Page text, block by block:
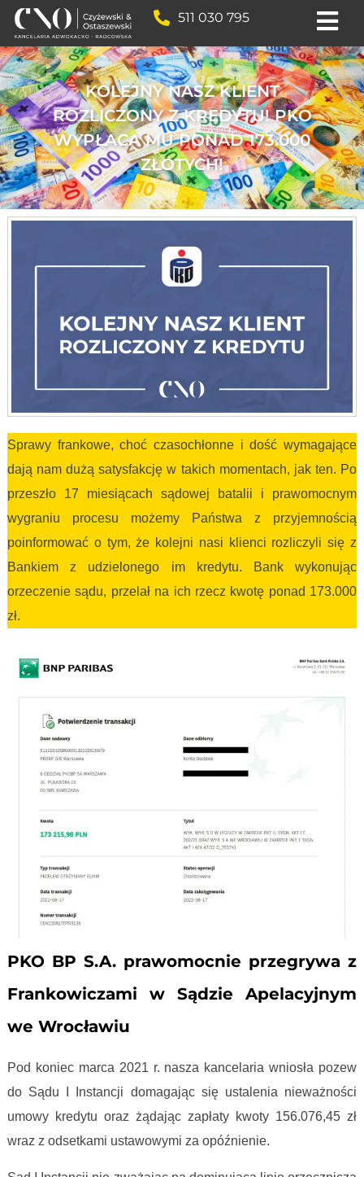
511 030 795
KOLEJNY NASZ KLIENT
ROZLICZONY Z KREDYTU! PKO
WYPŁACA MU PONAD 173.000
ZŁOTYCH!
Sprawy frankowe, choć czasochłonne i dość wymagające
dają nam dużą satysfakcję w takich momentach, jak ten. Po
przeszło 17 miesiącach sądowej batalii i prawomocnym
wygraniu procesu możemy Państwa z przyjemnością
poinformować o tym, że kolejni nasi klienci rozliczyli się z
Bankiem z udzielonego im kredytu. Bank wykonując
orzeczenie sądu, przelał na ich rzecz kwotę ponad 173.000
zł.
PKO BP S.A. prawomocnie przegrywa z
Frankowiczami w Sądzie Apelacyjnym
we Wrocławiu
Pod koniec marca 2021 r. nasza kancelaria wniosła pozew
do Sądu I Instancji domagając się ustalenia nieważności
umowy kredytu oraz żądając zapłaty kwoty 156.076,45 zł
wraz z odsetkami ustawowymi za opóźnienie.